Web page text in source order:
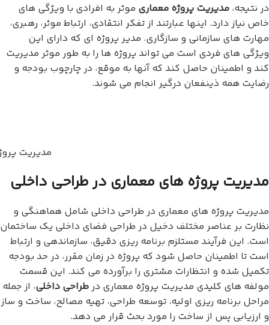
در نتیجه، مدیریت پروژه معماری موثر به افرادی با ویژگی های
خاص نیاز دارد. اینها عبارتند از تفکر انتقادی، ارتباط موثر، رهبری،
مهارت های سازمانی و سازگاری. مدیر پروژه ای که دارای این
ویژگی های فردی است می تواند پروژه ها را به طور موثر مدیریت
کند و اطمینان حاصل کند که آنها به موقع، در چارچوب بودجه و
رضایت همه ذینفعان درگیر انجام می شوند.
مدیریت
مدیریت پروژه های معماری در طراحی داخلی
مدیریت پروژه های معماری در طراحی داخلی شامل هماهنگی و
نظارت بر عناصر مختلف دخیل در طراحی فضای داخلی یک ساختمان
است. این فرآیند مستلزم برنامه ریزی دقیق، سازماندهی و ارتباط
است تا اطمینان حاصل شود که پروژه در زمان مقرر، در حد بودجه
تکمیل شده و انتظارات مشتری را برآورده می کند. این قسمت
مولفه های کلیدی مدیریت پروژه معماری در طراحی داخلی، از جمله
مراحل برنامه ریزی اولیه، توسعه طراحی، تهیه مصالح، ساخت و ساز
و ارزیابی پس از ساخت را مورد بحث قرار می دهد.